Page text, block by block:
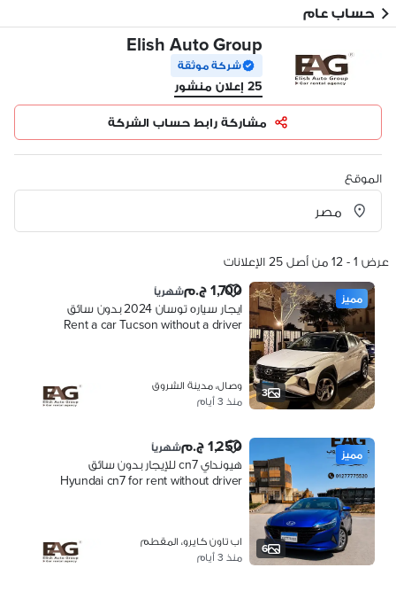
حساب عام
Elish Auto Group
شركة موثقة
25 إعلان منشور
مشاركة رابط حساب الشركة
الموقع
عرض 1 - 12 من أصل 25 الإعلانات
3
مميز 1,700 ج.م شهرياً
ايجار سياره توسان 2024 بدون سائق
Rent a car Tucson without a driver
وصال، مدينة الشروق
منذ 3 أيام
6
مميز 1,250 ج.م شهرياً
هيونداي cn7 للإيجار بدون سائق
Hyundai cn7 for rent without driver
اب تاون كايرو، المقطم
منذ 3 أيام